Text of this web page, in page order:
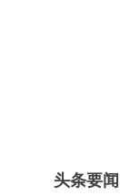
头条要闻